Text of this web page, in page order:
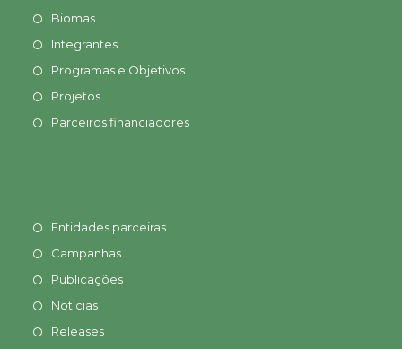
Biomas
Integrantes
Programas e Objetivos
Projetos
Parceiros financiadores
Entidades parceiras
Campanhas
Publicações
Notícias
Releases